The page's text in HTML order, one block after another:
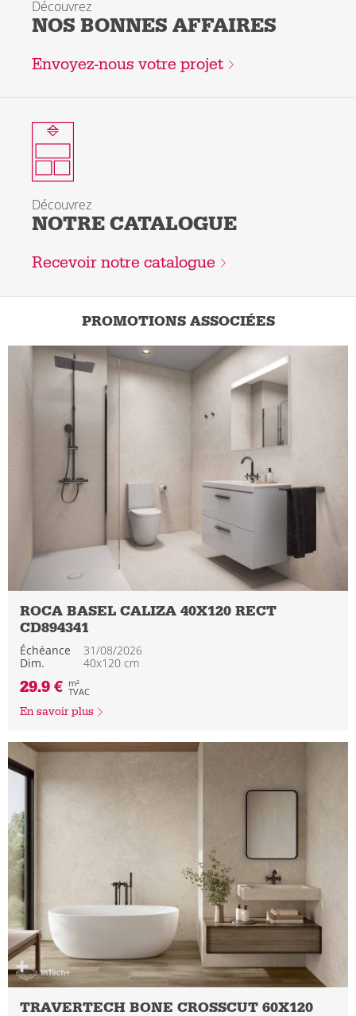
Découvrez
NOS BONNES AFFAIRES
Envoyez-nous votre projet
Découvrez
NOTRE CATALOGUE
Recevoir notre catalogue
PROMOTIONS ASSOCIÉES
ROCA BASEL CALIZA 40X120 RECT
CD894341
Échéance
31/08/2026
Dim.
40x120 cm
29.9 € m²
TVAC
En savoir plus
TRAVERTECH BONE CROSSCUT 60X120